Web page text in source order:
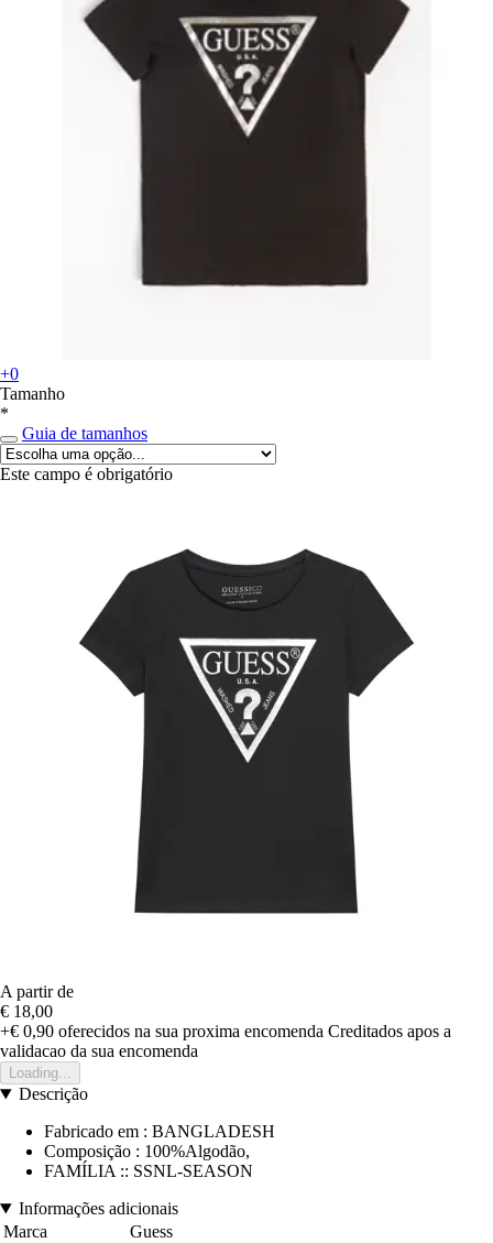
+0
Tamanho
*
Guia de tamanhos
Este campo é obrigatório
A partir de
€ 18,00
+€ 0,90 oferecidos na sua proxima encomenda Creditados apos a
validacao da sua encomenda
Loading...
Descrição
Fabricado em : BANGLADESH
Composição : 100%Algodão,
FAMÍLIA :: SSNL-SEASON
Informações adicionais
Marca
Guess